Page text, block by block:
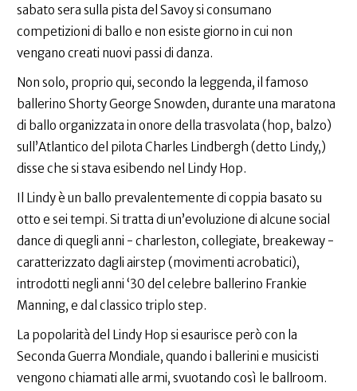
sabato sera sulla pista del Savoy si consumano
competizioni di ballo e non esiste giorno in cui non
vengano creati nuovi passi di danza.
Non solo, proprio qui, secondo la leggenda, il famoso
ballerino Shorty George Snowden, durante una maratona
di ballo organizzata in onore della trasvolata (hop, balzo)
sull’Atlantico del pilota Charles Lindbergh (detto Lindy,)
disse che si stava esibendo nel Lindy Hop.
Il Lindy è un ballo prevalentemente di coppia basato su
otto e sei tempi. Si tratta di un’evoluzione di alcune social
dance di quegli anni - charleston, collegiate, breakeway -
caratterizzato dagli airstep (movimenti acrobatici),
introdotti negli anni ‘30 del celebre ballerino Frankie
Manning, e dal classico triplo step.
La popolarità del Lindy Hop si esaurisce però con la
Seconda Guerra Mondiale, quando i ballerini e musicisti
vengono chiamati alle armi, svuotando così le ballroom.